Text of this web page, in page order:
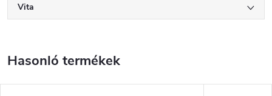
Vita